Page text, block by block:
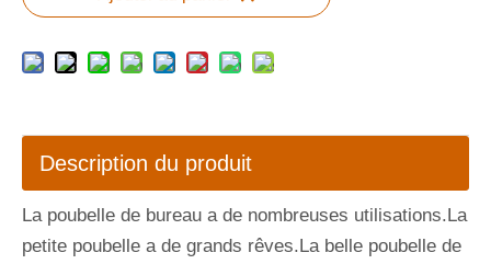
Description du produit
La poubelle de bureau a de nombreuses utilisations.La
petite poubelle a de grands rêves.La belle poubelle de